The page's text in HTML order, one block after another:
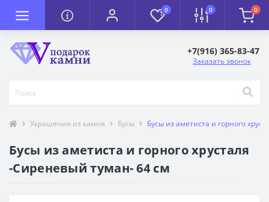
0 0 0
+7(916) 365-83-47
Заказать звонок
Украшения из камня Бусы Бусы из аметиста и горного
Бусы из аметиста и горного хрусталя
-Сиреневый туман- 64 см